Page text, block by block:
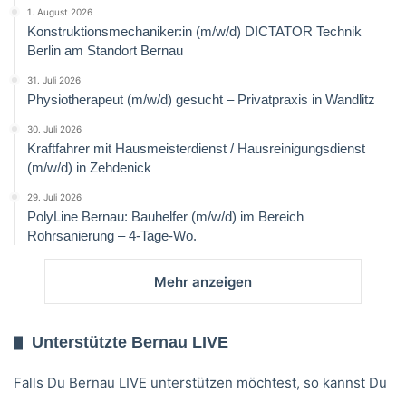
1. August 2026
Konstruktionsmechaniker:in (m/w/d) DICTATOR Technik
Berlin am Standort Bernau
31. Juli 2026
Physiotherapeut (m/w/d) gesucht – Privatpraxis in Wandlitz
30. Juli 2026
Kraftfahrer mit Hausmeisterdienst / Hausreinigungsdienst
(m/w/d) in Zehdenick
29. Juli 2026
PolyLine Bernau: Bauhelfer (m/w/d) im Bereich
Rohrsanierung – 4-Tage-Wo.
Mehr anzeigen
Unterstützte Bernau LIVE
Falls Du Bernau LIVE unterstützen möchtest, so kannst Du